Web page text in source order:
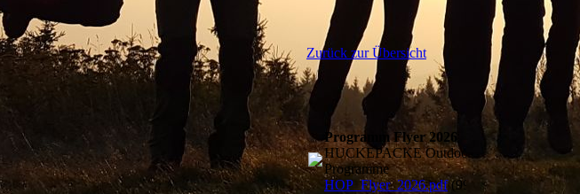
Zurück zur Übersicht
Programm Flyer 2026
HUCKEPACKE Outdoor
Programme
HOP_Flyer_2026.pdf(992.09KB)